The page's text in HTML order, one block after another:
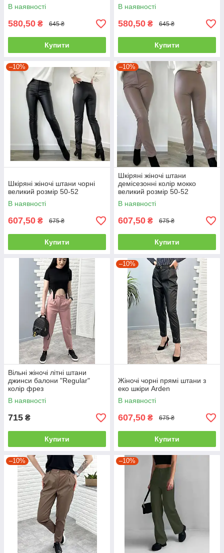
В наявності
580,50 ₴ 645 ₴
Купити
В наявності
580,50 ₴ 645 ₴
Купити
–10%
Шкіряні жіночі штани чорні
великий розмір 50-52
В наявності
607,50 ₴ 675 ₴
Купити
–10%
Шкіряні жіночі штани
демісезонні колір мокко
великий розмір 50-52
В наявності
607,50 ₴ 675 ₴
Купити
Вільні жіночі літні штани
джинси балони "Regular"
колір фрез
В наявності
715 ₴
Купити
–10%
Жіночі чорні прямі штани з
еко шкіри Arden
В наявності
607,50 ₴ 675 ₴
Купити
–10% –10%